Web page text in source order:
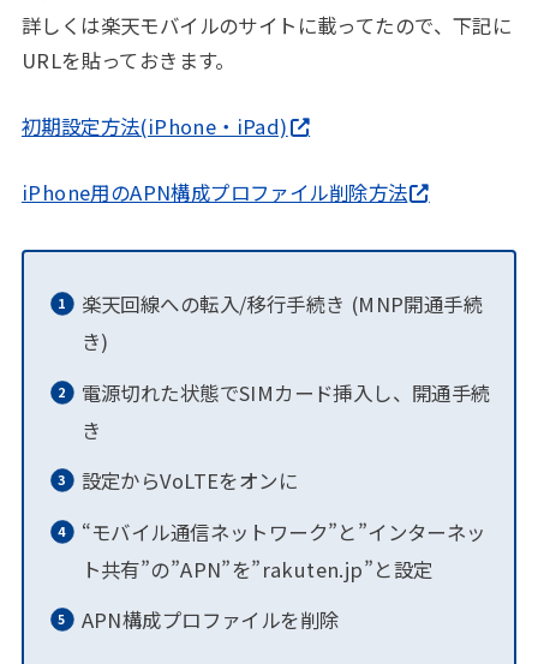
詳しくは楽天モバイルのサイトに載ってたので、下記に
URLを貼っておきます。
初期設定方法(iPhone・iPad)
iPhone用のAPN構成プロファイル削除方法
楽天回線への転入/移行手続き (MNP開通手続
き)
電源切れた状態でSIMカード挿入し、開通手続
き
設定からVoLTEをオンに
“モバイル通信ネットワーク”と”インターネッ
ト共有”の”APN”を”rakuten.jp”と設定
APN構成プロファイルを削除